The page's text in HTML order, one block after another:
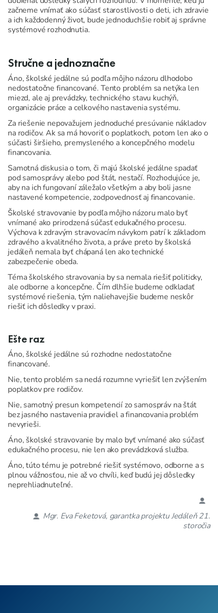
začneme vnímať ako súčasť starostlivosti o deti, ich zdravie
a ich každodenný život, bude jednoduchšie robiť aj správne
systémové rozhodnutia.
Stručne a jednoznačne
Áno, školské jedálne sú podľa môjho názoru dlhodobo
nedostatočne financované. Tento problém sa netýka len
miezd, ale aj prevádzky, technického stavu kuchýň,
organizácie práce a celkového nastavenia systému.
Za riešenie nepovažujem jednoduché presúvanie nákladov
na rodičov. Ak sa má hovoriť o poplatkoch, potom len ako o
súčasti širšieho, premysleného a koncepčného modelu
financovania.
Samotná diskusia o tom, či majú školské jedálne spadať
pod samosprávy alebo pod štát, nestačí. Rozhodujúce je,
aby na ich fungovaní záležalo všetkým a aby boli jasne
nastavené kompetencie, zodpovednosť aj financovanie.
Školské stravovanie by podľa môjho názoru malo byť
vnímané ako prirodzená súčasť edukačného procesu.
Výchova k zdravým stravovacím návykom patrí k základom
zdravého a kvalitného života, a práve preto by školská
jedáleň nemala byť chápaná len ako technické
zabezpečenie obeda.
Téma školského stravovania by sa nemala riešiť politicky,
ale odborne a koncepčne. Čím dlhšie budeme odkladať
systémové riešenia, tým naliehavejšie budeme neskôr
riešiť ich dôsledky v praxi.
Ešte raz
Áno, školské jedálne sú rozhodne nedostatočne
financované.
Nie, tento problém sa nedá rozumne vyriešiť len zvýšením
poplatkov pre rodičov.
Nie, samotný presun kompetencií zo samospráv na štát
bez jasného nastavenia pravidiel a financovania problém
nevyrieši.
Áno, školské stravovanie by malo byť vnímané ako súčasť
edukačného procesu, nie len ako prevádzková služba.
Áno, túto tému je potrebné riešiť systémovo, odborne a s
plnou vážnosťou, nie až vo chvíli, keď budú jej dôsledky
neprehliadnuteľné.
Mgr. Eva Feketová, garantka projektu Jedáleň 21.
storočia